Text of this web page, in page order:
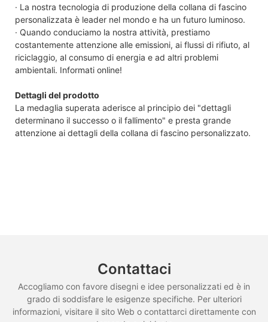
· La nostra tecnologia di produzione della collana di fascino
personalizzata è leader nel mondo e ha un futuro luminoso.
· Quando conduciamo la nostra attività, prestiamo
costantemente attenzione alle emissioni, ai flussi di rifiuto, al
riciclaggio, al consumo di energia e ad altri problemi
ambientali. Informati online!
Dettagli del prodotto
La medaglia superata aderisce al principio dei "dettagli
determinano il successo o il fallimento" e presta grande
attenzione ai dettagli della collana di fascino personalizzato.
Contattaci
Accogliamo con favore disegni e idee personalizzati ed è in
grado di soddisfare le esigenze specifiche. Per ulteriori
informazioni, visitare il sito Web o contattarci direttamente con